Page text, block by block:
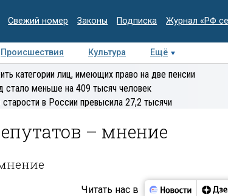
Свежий номер Законы Подписка Журнал «РФ
Происшествия Культура
Ещё
Интервью Колумнисты
категории лиц, имеющих право на две пенсии
стало меньше на 409 тысяч человек
в России превысила 27,2 тысячи
– мнение
Читать нас в